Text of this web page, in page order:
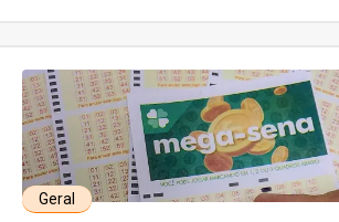
Geral